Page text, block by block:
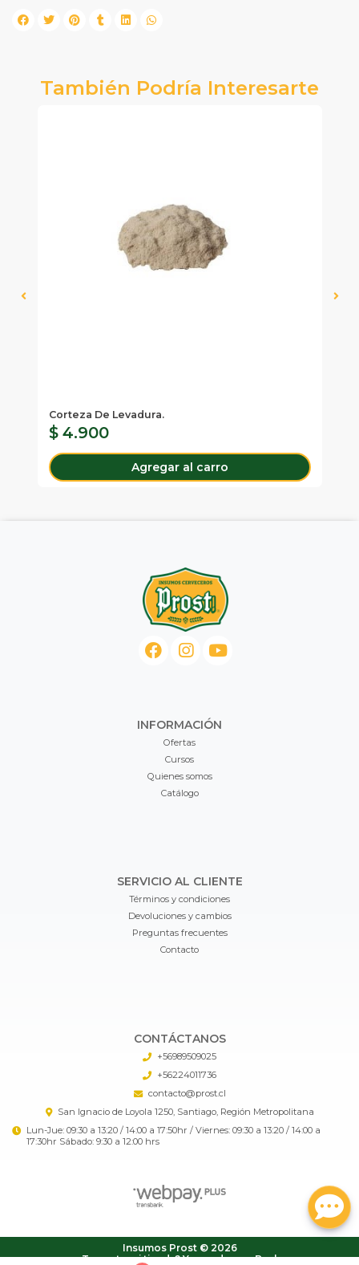
También Podría Interesarte
Corteza De Levadura.
$ 4.900
Agregar al carro
INFORMACIÓN
Ofertas
Cursos
Quienes somos
Catálogo
SERVICIO AL CLIENTE
Términos y condiciones
Devoluciones y cambios
Preguntas frecuentes
Contacto
CONTÁCTANOS
+56989509025
+56224011736
contacto@prost.cl
San Ignacio de Loyola 1250, Santiago, Región Metropolitana
Lun-Jue: 09:30 a 13:20 / 14:00 a 17:50hr / Viernes: 09:30 a 13:20 / 14:00 a
17:30hr Sábado: 9:30 a 12:00 hrs
Insumos Prost © 2026
¿Te gusta mi tienda? Yo vendo conBsale